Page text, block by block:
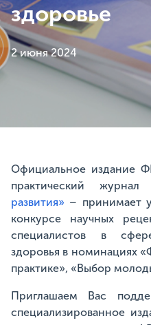
здоровье
2 июня 2024
Официальное издание
практический журнал
развития» – принимает
конкурсе научных
специалистов в
здоровья в номинациях
практике», «Выбор
Приглашаем Вас
специализированное